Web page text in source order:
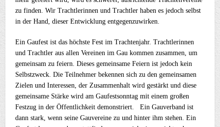
zu finden. Wir Trachtlerinnen und Trachtler haben es jedoch selbst
in der Hand, dieser Entwicklung entgegenzuwirken.
Ein Gaufest ist das höchste Fest im Trachtenjahr. Trachtlerinnen
und Trachtler aus allen Vereinen im Gau kommen zusammen, um
gemeinsam zu feiern. Dieses gemeinsame Feiern ist jedoch kein
Selbstzweck. Die Teilnehmer bekennen sich zu den gemeinsamen
Zielen und Interessen, der Zusammenhalt wird gestärkt und diese
gemeinsame Stärke wird am Gaufestsonntag mit einem großen
Festzug in der Öffentlichkeit demonstriert. Ein Gauverband ist
dann stark, wenn seine Gauvereine zu und hinter ihm stehen. Ein